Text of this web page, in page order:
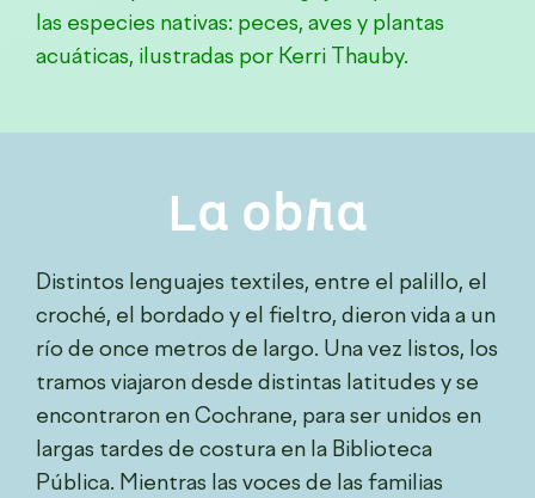
las especies nativas: peces, aves y plantas
acuáticas, ilustradas por Kerri Thauby.
La obra
Distintos lenguajes textiles, entre el palillo, el
croché, el bordado y el fieltro, dieron vida a un
río de once metros de largo. Una vez listos, los
tramos viajaron desde distintas latitudes y se
encontraron en Cochrane, para ser unidos en
largas tardes de costura en la Biblioteca
Pública. Mientras las voces de las familias